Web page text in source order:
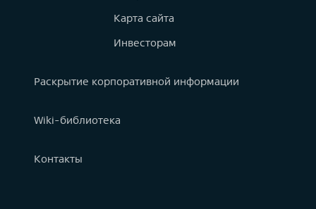
Карта сайта
Инвесторам
Раскрытие корпоративной информации
Wiki-библиотека
Контакты